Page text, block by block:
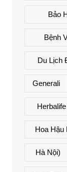
Bảo
Bệnh
Du Lịch
Generali
Hoa Hậu
Hà Nội)